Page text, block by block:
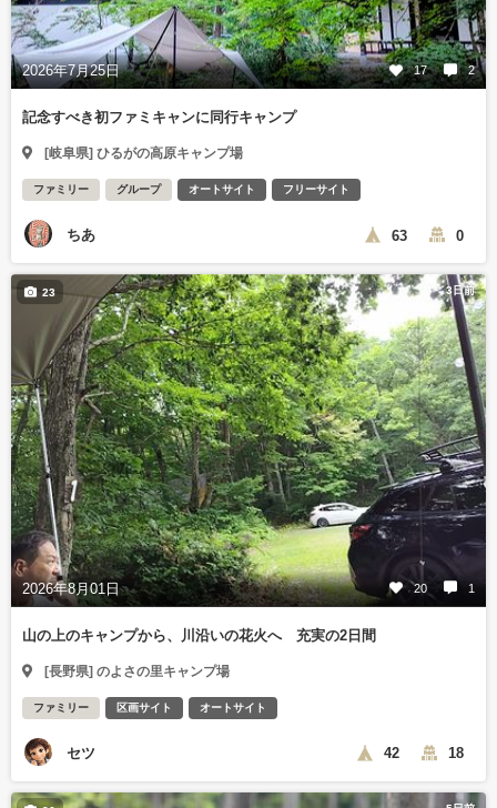
2026年7月25日 17 2
記念すべき初ファミキャンに同行キャンプ
[岐阜県] ひるがの高原キャンプ場
ファミリー グループ オートサイト フリーサイト
ちあ 63 0
3日前
2026年8月01日 20 1
23
山の上のキャンプから、川沿いの花火へ 充実の2日間
[長野県] のよさの里キャンプ場
ファミリー 区画サイト オートサイト
セツ 42 18